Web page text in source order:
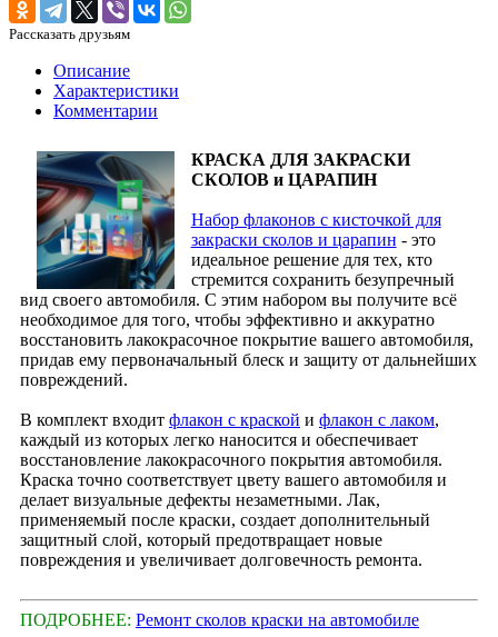
Рассказать друзьям
Описание
Характеристики
Комментарии
КРАСКА ДЛЯ ЗАКРАСКИ
СКОЛОВ и ЦАРАПИН
Набор флаконов с кисточкой для
закраски сколов и царапин - это
идеальное решение для тех, кто
стремится сохранить безупречный
вид своего автомобиля. С этим набором вы получите всё
необходимое для того, чтобы эффективно и аккуратно
восстановить лакокрасочное покрытие вашего автомобиля,
придав ему первоначальный блеск и защиту от дальнейших
повреждений.
В комплект входит флакон с краской и флакон с лаком,
каждый из которых легко наносится и обеспечивает
восстановление лакокрасочного покрытия автомобиля.
Краска точно соответствует цвету вашего автомобиля и
делает визуальные дефекты незаметными. Лак,
применяемый после краски, создает дополнительный
защитный слой, который предотвращает новые
повреждения и увеличивает долговечность ремонта.
ПОДРОБНЕЕ: Ремонт сколов краски на автомобиле